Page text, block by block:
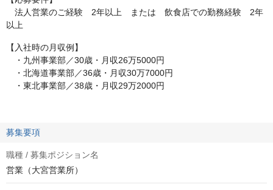
法人営業のご経験 2年以上 または 飲食店での勤務経験 2年
以上
【入社時の月収例】
・九州事業部／30歳・月収26万5000円
・北海道事業部／36歳・月収30万7000円
・東北事業部／38歳・月収29万2000円
募集要項
職種 / 募集ポジション名
営業（大宮営業所）